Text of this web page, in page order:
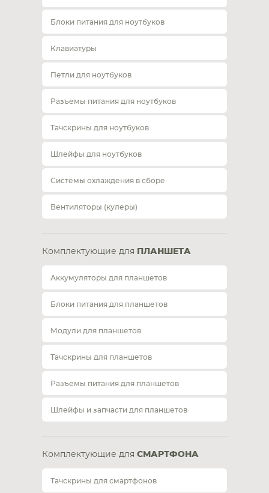
Блоки питания для ноутбуков
Клавиатуры
Петли для ноутбуков
Разъемы питания для ноутбуков
Тачскрины для ноутбуков
Шлейфы для ноутбуков
Системы охлаждения в сборе
Вентиляторы (кулеры)
Комплектующие для ПЛАНШЕТА
Аккумуляторы для планшетов
Блоки питания для планшетов
Модули для планшетов
Тачскрины для планшетов
Разъемы питания для планшетов
Шлейфы и запчасти для планшетов
Комплектующие для СМАРТФОНА
Тачскрины для смартфонов